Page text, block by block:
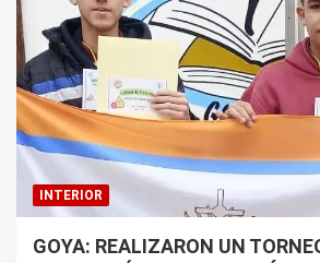
INTERIOR
GOYA: REALIZARON UN